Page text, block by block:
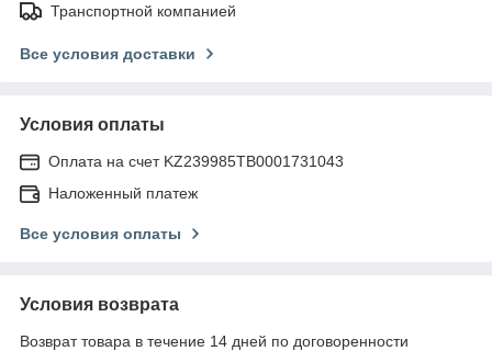
Транспортной компанией
Все условия доставки
Условия оплаты
Оплата на счет KZ239985TB0001731043
Наложенный платеж
Все условия оплаты
Условия возврата
Возврат товара в течение 14 дней по договоренности